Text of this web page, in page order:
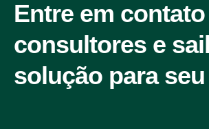
Entre em
consultores e
solução para